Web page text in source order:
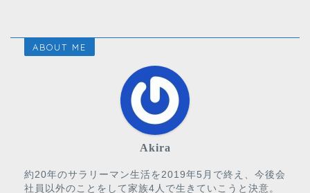
ABOUT ME
Akira
約20年のサラリーマン生活を2019年5月で終え、今後会
社員以外のことをして家族4人で生きていこうと決意。